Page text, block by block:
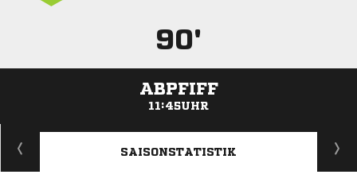
90'
ABPFIFF
11:45UHR
ANZEIGE
SAISONSTATISTIK